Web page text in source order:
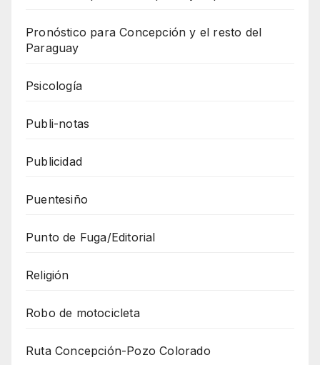
Pronóstico para Concepción y el resto del
Paraguay
Psicología
Publi-notas
Publicidad
Puentesiño
Punto de Fuga/Editorial
Religión
Robo de motocicleta
Ruta Concepción-Pozo Colorado